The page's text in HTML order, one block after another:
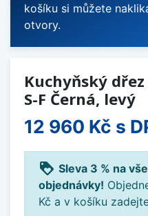
košíku si můžete
otvory.
Kuchyňský
S-F Černá, levý
12 960 Kč s
loyalty Sleva 3 % na
objednávky!
Kč a v košíku